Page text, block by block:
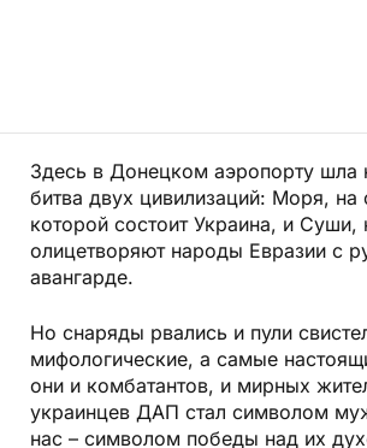
Здесь в Донецком аэропорту шла
битва двух цивилизаций: Моря, на
которой состоит Украина, и Суши,
олицетворяют народы Евра­зии с
авангарде.
Но снаряды рвались и пули
мифологические, а самые
они и комбатантов, и мирных
украинцев ДАП стал символом
нас – символом победы над их